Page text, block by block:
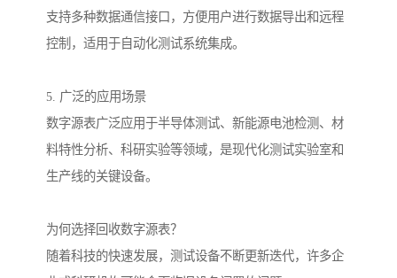
支持多种数据通信接口，方便用户进行数据导出和远程
控制，适用于自动化测试系统集成。
5. 广泛的应用场景
数字源表广泛应用于半导体测试、新能源电池检测、材
料特性分析、科研实验等领域，是现代化测试实验室和
生产线的关键设备。
为何选择回收数字源表？
随着科技的快速发展，测试设备不断更新迭代，许多企